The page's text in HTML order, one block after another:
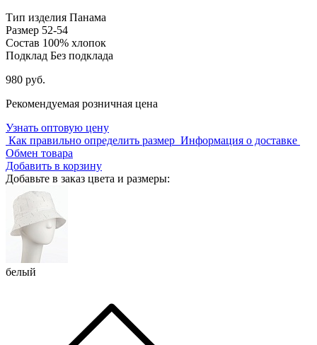
Тип изделия Панама
Размер 52-54
Состав 100% хлопок
Подклад Без подклада
980 руб.
Рекомендуемая розничная цена
Узнать оптовую цену
Как правильно определить размер Информация о доставке
Обмен товара
Добавить в корзину
Добавьте в заказ цвета и размеры:
белый